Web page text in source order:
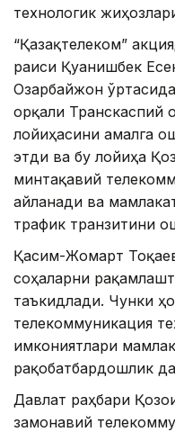
технологик
“Қазақтелеком”
раиси Қуанишбек
Озарбайжон
орқали Транскаспий
лойиҳасини амалга
этди ва бу лойиҳа
минтақавий
айланади ва
трафик транзитини
Қасим-Жомарт
соҳаларни
таъкидлади. Чунки
телекоммуникация
имкониятлари
рақобатбардошлик
Давлат раҳбари
замонавий